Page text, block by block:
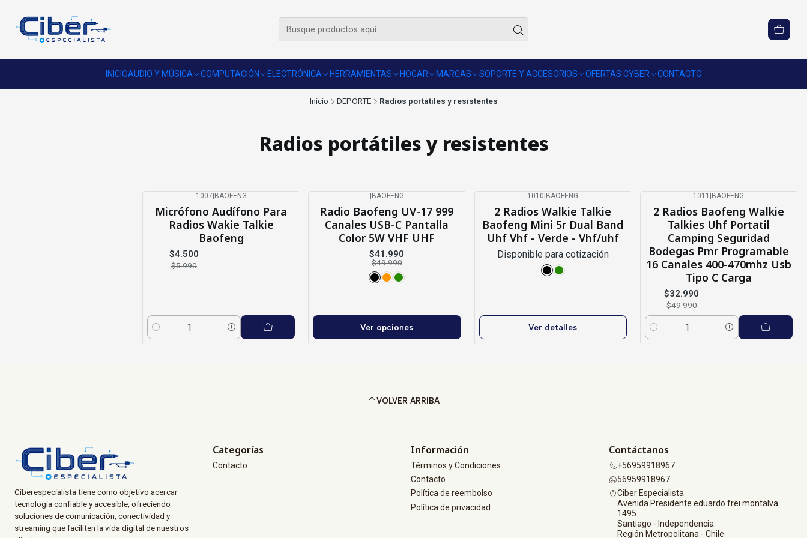
INICIOAUDIO Y MÚSICA COMPUTACIÓN ELECTRÓNICA HERRAMIENTAS HOGAR MARCAS SOPORTE Y ACCESORIOS OFERTAS CYBER CONTACTO
Inicio DEPORTE Radios portátiles y resistentes
Radios portátiles y resistentes
1007 BAOFENG
Micrófono Audífono Para
Radios Wakie Talkie
Baofeng
$4.500
$5.990
Cantidad
BAOFENG
Radio Baofeng UV-17 999
Canales USB-C Pantalla
Color 5W VHF UHF
$41.990
$49.990
Ver opciones
Agotado
1010 BAOFENG
2 Radios Walkie Talkie
Baofeng Mini 5r Dual Band
Uhf Vhf - Verde - Vhf/uhf
Disponible para cotización
Ver detalles
1011 BAOFENG
2 Radios Baofeng Walkie
Talkies Uhf Portatil
Camping Seguridad
Bodegas Pmr Programable
16 Canales 400-470mhz Usb
Tipo C Carga
$32.990
$49.990
Cantidad
VOLVER ARRIBA
Ciberespecialista tiene como objetivo acercar
tecnología confiable y accesible, ofreciendo
soluciones de comunicación, conectividad y
streaming que faciliten la vida digital de nuestros
Categorías
Contacto
Información
Términos y Condiciones
Contacto
Política de reembolso
Política de privacidad
Contáctanos
+56959918967
56959918967
Ciber Especialista
Avenida Presidente eduardo frei montalva
1495
Santiago - Independencia
Región Metropolitana - Chile